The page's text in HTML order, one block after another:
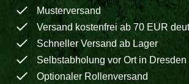
Musterversand
Versand kostenfrei ab 70 EUR
Schneller Versand ab Lager
Selbstabholung vor Ort in Dresden
Optionaler Rollenversand